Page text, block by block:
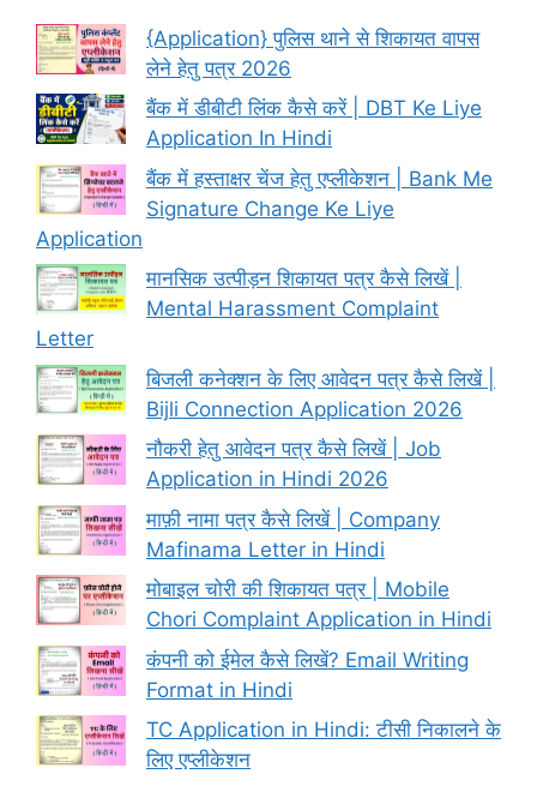
{Application} पुलिस थाने से शिकायत वापस
लेने हेतु पत्र 2026
बैंक में डीबीटी लिंक कैसे करें | DBT Ke Liye
Application In Hindi
बैंक में हस्ताक्षर चेंज हेतु एप्लीकेशन | Bank Me
Signature Change Ke Liye
Application
मानसिक उत्पीड़न शिकायत पत्र कैसे लिखें |
Mental Harassment Complaint
Letter
बिजली कनेक्शन के लिए आवेदन पत्र कैसे लिखें |
Bijli Connection Application 2026
नौकरी हेतु आवेदन पत्र कैसे लिखें | Job
Application in Hindi 2026
माफ़ी नामा पत्र कैसे लिखें | Company
Mafinama Letter in Hindi
मोबाइल चोरी की शिकायत पत्र | Mobile
Chori Complaint Application in Hindi
कंपनी को ईमेल कैसे लिखें? Email Writing
Format in Hindi
TC Application in Hindi: टीसी निकालने के
लिए एप्लीकेशन